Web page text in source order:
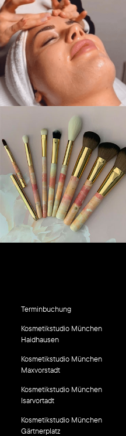
Terminbuchung
Kosmetikstudio München
Haidhausen
Kosmetikstudio München
Maxvorstadt
Kosmetikstudio München
Isarvortadt
Kosmetikstudio München
Gärtnerplatz